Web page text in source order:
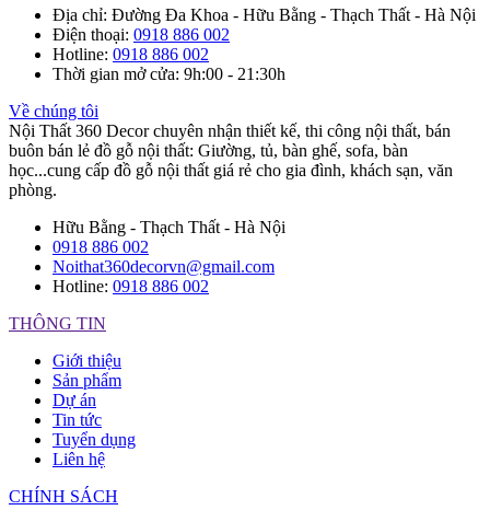
Địa chỉ: Đường Đa Khoa - Hữu Bằng - Thạch Thất - Hà Nội
Điện thoại: 0918 886 002
Hotline: 0918 886 002
Thời gian mở cửa: 9h:00 - 21:30h
Về chúng tôi
Nội Thất 360 Decor chuyên nhận thiết kế, thi công nội thất, bán
buôn bán lẻ đồ gỗ nội thất: Giường, tủ, bàn ghế, sofa, bàn
học...cung cấp đồ gỗ nội thất giá rẻ cho gia đình, khách sạn, văn
phòng.
Hữu Bằng - Thạch Thất - Hà Nội
0918 886 002
Noithat360decorvn@gmail.com
Hotline: 0918 886 002
THÔNG TIN
Giới thiệu
Sản phẩm
Dự án
Tin tức
Tuyển dụng
Liên hệ
CHÍNH SÁCH